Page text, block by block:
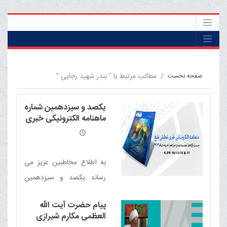
صفحه نخست مطالب مرتبط با " بندر شهید رجایی "
یکصد و سیزدهمین شماره
ماهنامه الکترونیکی خبری
- تحلیلی بلیغ
به اطلاع مخاطبین عزیز می
رساند یکصد و سیزدهمین
خبری - تحلیلی بلیغ (خرداد
پیام حضرت آیت الله
العظمی مکارم شیرازی